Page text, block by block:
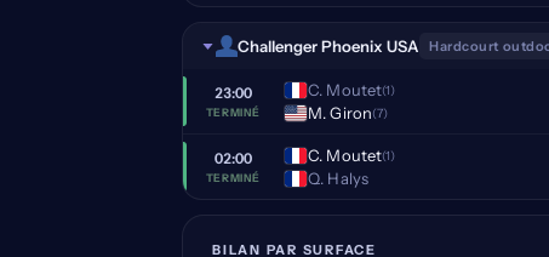
Challenger Phoenix USA Hardcourt
23:00
TERMINÉ
C. Moutet(1)
M. Giron(7)
02:00
TERMINÉ
C. Moutet(1)
Q. Halys
BILAN PAR SURFACE